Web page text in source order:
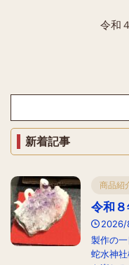
令和
新着記事
商品紹
令和８
2026/
製作の
蛇水神